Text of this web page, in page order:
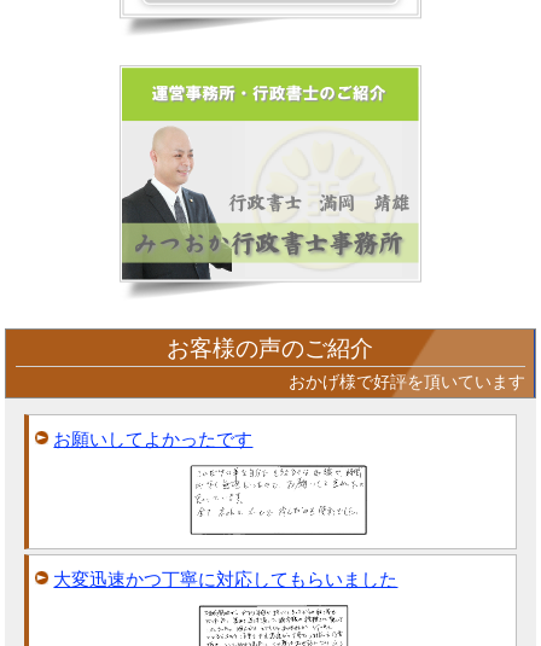
お客様の声のご紹介
おかげ様で好評を頂いています
お願いしてよかったです
大変迅速かつ丁寧に対応してもらいました